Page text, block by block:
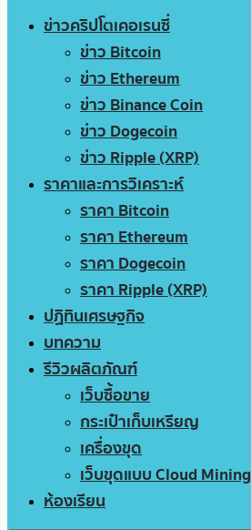
ข่าวคริปโตเคอเรนซี่
ข่าว Bitcoin
ข่าว Ethereum
ข่าว Binance Coin
ข่าว Dogecoin
ข่าว Ripple (XRP)
ราคาและการวิเคราะห์
ราคา Bitcoin
ราคา Ethereum
ราคา Dogecoin
ราคา Ripple (XRP)
ปฏิทินเศรษฐกิจ
บทความ
รีวิวผลิตภัณฑ์
เว็บซื้อขาย
กระเป๋าเก็บเหรียญ
เครื่องขุด
เว็บขุดแบบ Cloud Mining
ห้องเรียน